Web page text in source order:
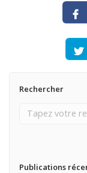
Rechercher
Publications